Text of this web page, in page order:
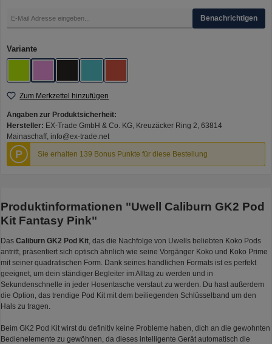
Benachrichtigen
Varianteauswählen
Zum Merkzettel hinzufügen
Angaben zur Produktsicherheit:
Hersteller: EX-Trade GmbH & Co. KG, Kreuzäcker Ring 2, 63814
Mainaschaff, info@ex-trade.net
P Sie erhalten 139 Bonus Punkte für diese Bestellung
Produktinformationen "Uwell Caliburn GK2 Pod
Kit Fantasy Pink"
Das Caliburn GK2 Pod Kit , das die Nachfolge von Uwells beliebten Koko Pods
antritt, präsentiert sich optisch ähnlich wie seine Vorgänger Koko und Koko Prime
mit seiner quadratischen Form. Dank seines handlichen Formats ist es perfekt
geeignet, um dein ständiger Begleiter im Alltag zu werden und in
Sekundenschnelle in jeder Hosentasche verstaut zu werden. Du hast außerdem
die Option, das trendige Pod Kit mit dem beiliegenden Schlüsselband um den
Hals zu tragen.
Beim GK2 Pod Kit wirst du definitiv keine Probleme haben, dich an die gewohnten
Bedienelemente zu gewöhnen, da dieses intelligente Gerät automatisch die